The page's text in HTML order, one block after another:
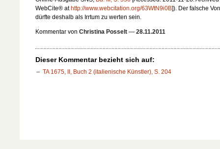
WebCite® at http://www.webcitation.org/63WtN9i0B]). Der falsche
dürfte deshalb als Irrtum zu werten sein.
Kommentar von Christina Posselt — 28.11.2011
Dieser Kommentar bezieht sich auf:
TA 1675, II, Buch 2 (italienische Künstler), S. 204